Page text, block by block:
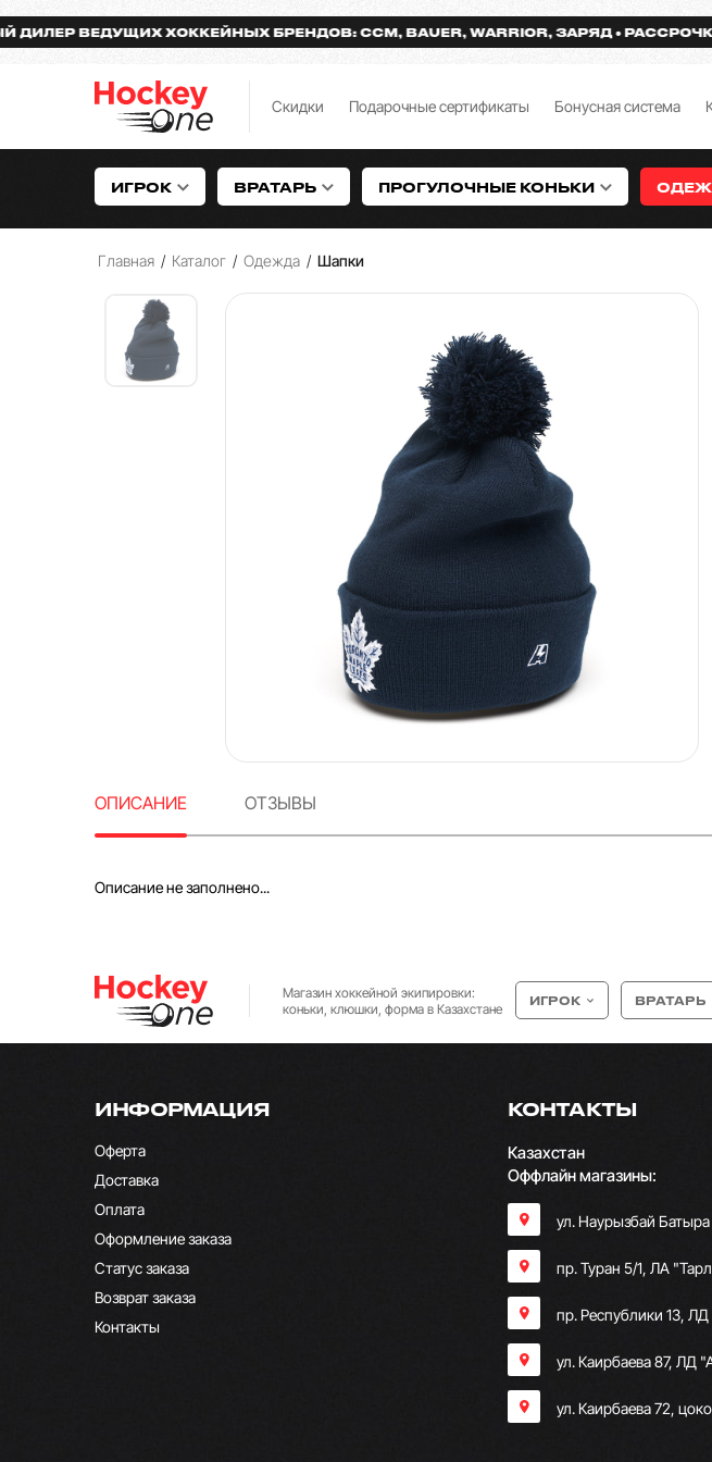
ВЕДУЩИХ ХОККЕЙНЫХ БРЕНДОВ: CCM, BAUER, WARRIOR, ЗАРЯД РАССРОЧКА
Скидки Подарочные сертификаты Бонусная система
ИГРОК ВРАТАРЬ ПРОГУЛОЧНЫЕ КОНЬКИ
Главная / Каталог / Одежда / Шапки
ОПИСАНИЕ ОТЗЫВЫ
Описание не заполнено...
Магазин хоккейной экипировки:
коньки, клюшки, форма в Казахстане
ИГРОК ВРАТАРЬ
ИНФОРМАЦИЯ
Оферта
Доставка
Оплата
Оформление заказа
Статус заказа
Возврат заказа
Контакты
КОНТАКТЫ
Казахстан
Оффлайн магазины:
ул. Наурызбай
пр. Туран 5/1, ЛА
пр. Республики 13,
ул. Каирбаева 87, ЛД
ул. Каирбаева 72,